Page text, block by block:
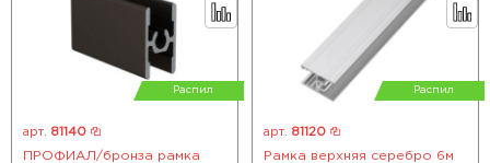
Распил
арт. 81140
ПРОФИАЛ/бронза рамка
Распил
арт. 81120
Рамка верхняя серебро 6м